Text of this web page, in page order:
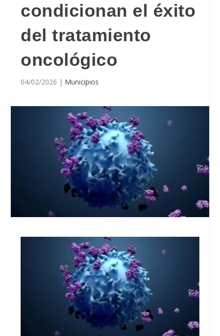
condicionan el éxito
del tratamiento
oncológico
04/02/2026 | Municipios